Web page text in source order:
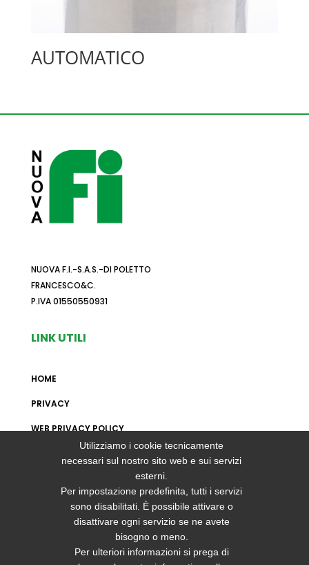
AUTOMATICO
NUOVA F.I.-S.A.S.-DI POLETTO
FRANCESCO&C.
P.IVA 01550550931
LINK UTILI
HOME
PRIVACY
WEB PRIVACY POLICY
CONTATTI
+39 0434623904
Utilizziamo i cookie tecnicamente
necessari sul nostro sito web e sui servizi
esterni.
Per impostazione predefinita, tutti i servizi
sono disabilitati. È possibile attivare o
disattivare ogni servizio se ne avete
bisogno o meno.
Per ulteriori informazioni si prega di